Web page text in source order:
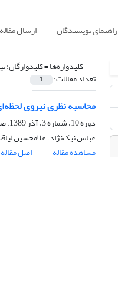
راهنمای نویسندگان ارسال مقاله
کلیدواژه‌ها =کلید‌واژگان:
تعداد مقالات: 1
محاسبه نظری نیروی
دوره 10، شماره 3، آذر 1389، صفحه
عباس نیک‌نژاد، غلامحسین
مشاهده مقاله
اصل مقاله